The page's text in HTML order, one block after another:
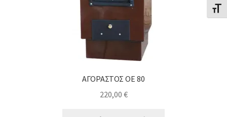
ΑΓΟΡΑΣΤΟΣ ΟΕ 80
220,00 €